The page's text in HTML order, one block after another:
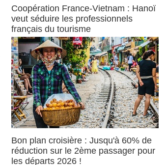
Coopération France-Vietnam : Hanoï
veut séduire les professionnels
français du tourisme
Bon plan croisière : Jusqu'à 60% de
réduction sur le 2ème passager pour
les départs 2026 !